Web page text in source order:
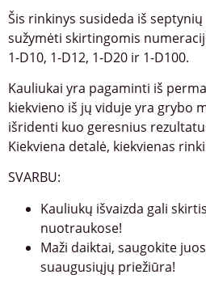
Šis rinkinys susideda iš
sužymėti skirtingomis
1-D10, 1-D12, 1-D20 ir 1-D100.
Kauliukai yra pagaminti iš
kiekvieno iš jų viduje yra grybo
išridenti kuo geresnius
Kiekviena detalė, kiekvienas
SVARBU:
Kauliukų išvaizda gali
nuotraukose!
Maži daiktai, saugokite
suaugusiųjų priežiūra!